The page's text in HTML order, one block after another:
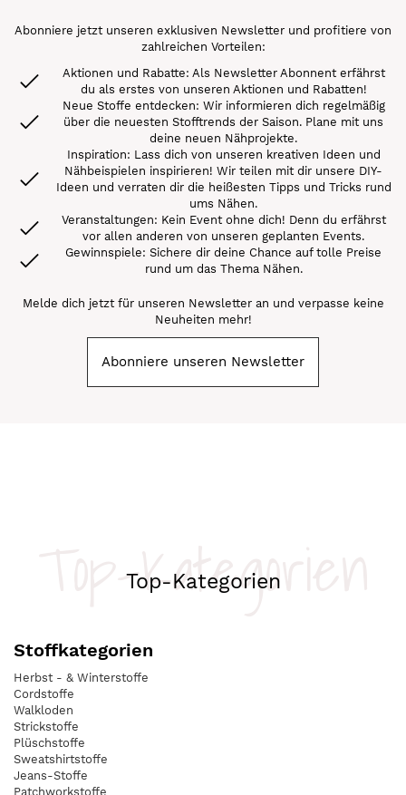
Abonniere jetzt unseren exklusiven Newsletter und profitiere von
zahlreichen Vorteilen:
Aktionen und Rabatte: Als Newsletter Abonnent erfährst
du als erstes von unseren Aktionen und Rabatten!
Neue Stoffe entdecken: Wir informieren dich regelmäßig
über die neuesten Stofftrends der Saison. Plane mit uns
deine neuen Nähprojekte.
Inspiration: Lass dich von unseren kreativen Ideen und
Nähbeispielen inspirieren! Wir teilen mit dir unsere DIY-
Ideen und verraten dir die heißesten Tipps und Tricks rund
ums Nähen.
Veranstaltungen: Kein Event ohne dich! Denn du erfährst
vor allen anderen von unseren geplanten Events.
Gewinnspiele: Sichere dir deine Chance auf tolle Preise
rund um das Thema Nähen.
Melde dich jetzt für unseren Newsletter an und verpasse keine
Neuheiten mehr!
Abonniere unseren Newsletter
Top-Kategorien
Top-Kategorien
Stoffkategorien
Herbst - & Winterstoffe
Cordstoffe
Walkloden
Strickstoffe
Plüschstoffe
Sweatshirtstoffe
Jeans-Stoffe
Patchworkstoffe